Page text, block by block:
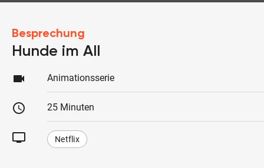
Besprechung
Hunde im All
videocam Animationsserie
schedule 25 Minuten
tv Netflix